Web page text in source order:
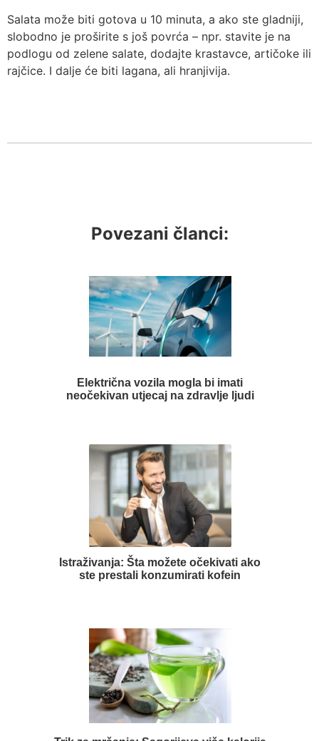
Salata može biti gotova u 10 minuta, a ako ste gladniji,
slobodno je proširite s još povrća – npr. stavite je na
podlogu od zelene salate, dodajte krastavce, artičoke ili
rajčice. I dalje će biti lagana, ali hranjivija.
Povezani članci:
Električna vozila mogla bi imati
neočekivan utjecaj na zdravlje ljudi
Istraživanja: Šta možete očekivati ako
ste prestali konzumirati kofein